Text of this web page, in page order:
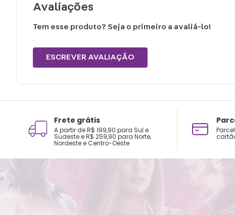
Avaliações
Tem esse produto? Seja o primeiro a avaliá-lo!
ESCREVER AVALIAÇÃO
Frete grátis
A partir de R$ 199,90 para Sul e
Sudeste e R$ 259,90 para Norte,
Nordeste e Centro-Oeste